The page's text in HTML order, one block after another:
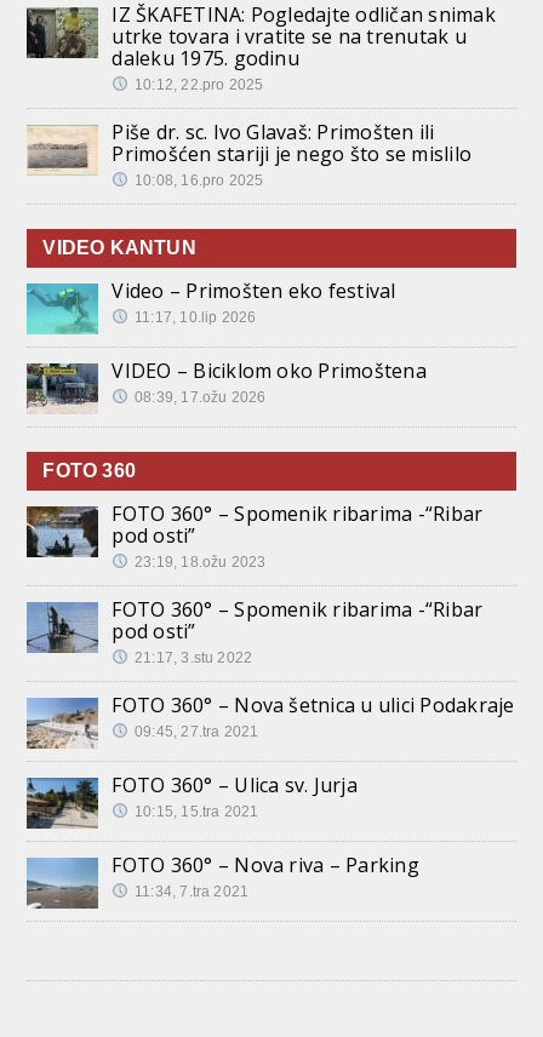
IZ ŠKAFETINA: Pogledajte odličan snimak
utrke tovara i vratite se na trenutak u
daleku 1975. godinu
10:12, 22.pro 2025
Piše dr. sc. Ivo Glavaš: Primošten ili
Primošćen stariji je nego što se mislilo
10:08, 16.pro 2025
VIDEO KANTUN
Video – Primošten eko festival
11:17, 10.lip 2026
VIDEO – Biciklom oko Primoštena
08:39, 17.ožu 2026
FOTO 360
FOTO 360° – Spomenik ribarima -“Ribar
pod osti”
23:19, 18.ožu 2023
FOTO 360° – Spomenik ribarima -“Ribar
pod osti”
21:17, 3.stu 2022
FOTO 360° – Nova šetnica u ulici Podakraje
09:45, 27.tra 2021
FOTO 360° – Ulica sv. Jurja
10:15, 15.tra 2021
FOTO 360° – Nova riva – Parking
11:34, 7.tra 2021